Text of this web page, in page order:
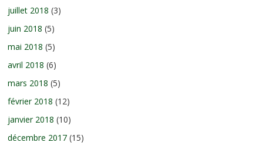
juillet 2018 (3)
juin 2018 (5)
mai 2018 (5)
avril 2018 (6)
mars 2018 (5)
février 2018 (12)
janvier 2018 (10)
décembre 2017 (15)